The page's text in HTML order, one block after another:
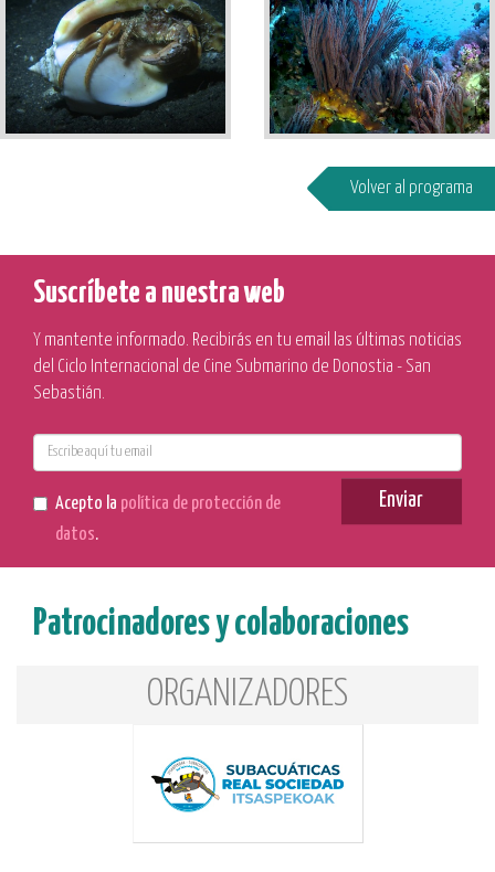
Volver al programa
Suscríbete a nuestra web
Y mantente informado. Recibirás en tu email las últimas noticias
del Ciclo Internacional de Cine Submarino de Donostia - San
Sebastián.
Acepto la política de protección de
datos.
Enviar
Patrocinadores y colaboraciones
ORGANIZADORES